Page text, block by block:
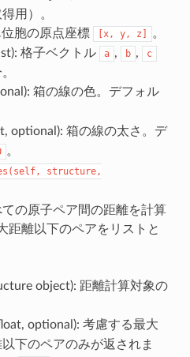
用）。
胞の原点座標 [x, y, z] 。
格子ベクトル a , b , c
箱の線の色。デフォル
optional): 箱の線の太さ。デ
。
structure,
の原子ペア間の距離を計算
距離以下のペアをリストと
object): 距離計算対象の
optional): 考慮する最大
下のペアのみが返されま